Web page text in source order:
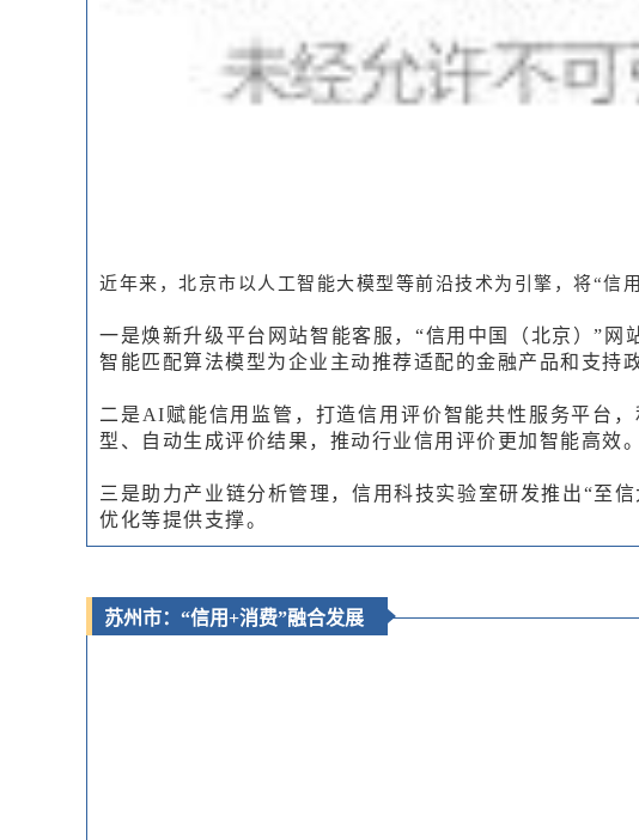
近年来，北京市以人工智能大模型等前沿技术为引擎，将“
一是焕新升级平台网站智能客服，“信用中国（北京）”网
智能匹配算法模型为企业主动推荐适配的金融产品和支持政
二是AI赋能信用监管，打造信用评价智能共性服务平台
型、自动生成评价结果，推动行业信用评价更加智能高效。
三是助力产业链分析管理，信用科技实验室研发推出“至
优化等提供支撑。
苏州市：“信用+消费”融合发展